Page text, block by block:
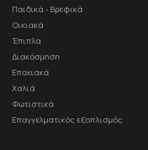
Παιδικά - Βρεφικά
Οικιακά
Έπιπλα
Διακόσμηση
Εποχιακά
Χαλιά
Φωτιστικά
Επαγγελματικός εξοπλισμός